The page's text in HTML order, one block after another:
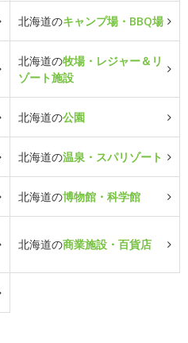
北海道のキャンプ場・BBQ場
北海道の牧場・レジャー＆リ
ゾート施設
北海道の公園
北海道の温泉・スパリゾート
北海道の博物館・科学館
北海道の商業施設・百貨店